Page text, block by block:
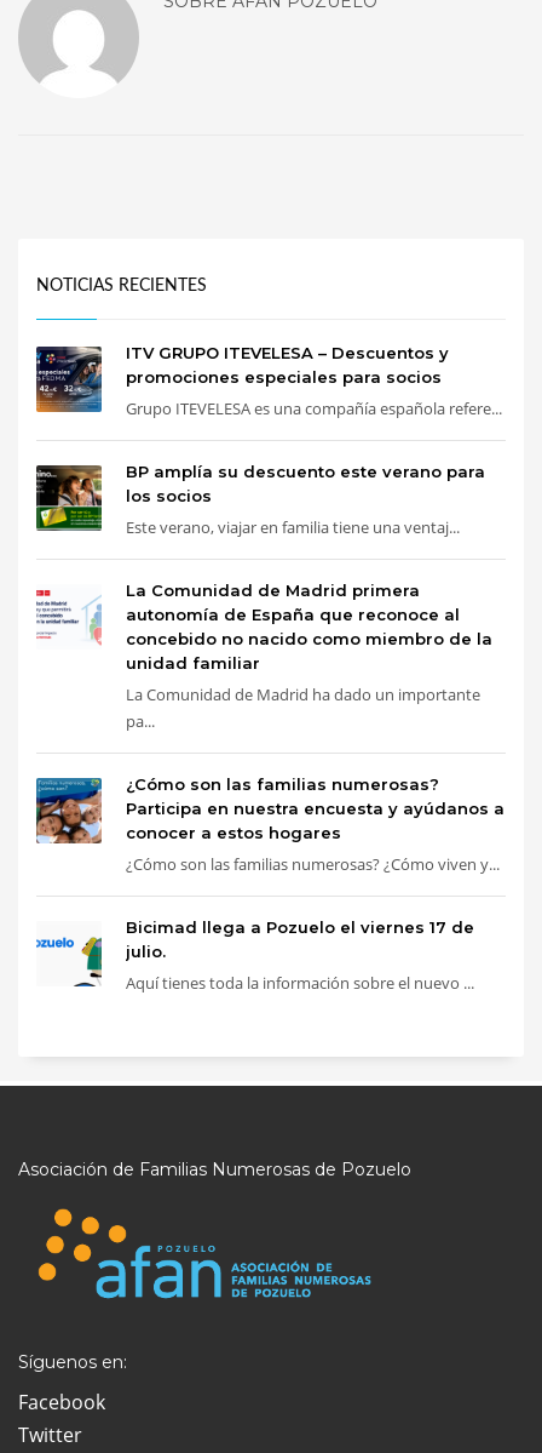
NOTICIAS RECIENTES
ITV GRUPO ITEVELESA – Descuentos y
promociones especiales para socios
Grupo ITEVELESA es una compañía española refere...
BP amplía su descuento este verano para
los socios
Este verano, viajar en familia tiene una ventaj...
La Comunidad de Madrid primera
autonomía de España que reconoce al
concebido no nacido como miembro de la
unidad familiar
La Comunidad de Madrid ha dado un importante
pa...
¿Cómo son las familias numerosas?
Participa en nuestra encuesta y ayúdanos a
conocer a estos hogares
¿Cómo son las familias numerosas? ¿Cómo viven y...
Bicimad llega a Pozuelo el viernes 17 de
julio.
Aquí tienes toda la información sobre el nuevo ...
Asociación de Familias Numerosas de Pozuelo
Síguenos en:
Facebook
Twitter